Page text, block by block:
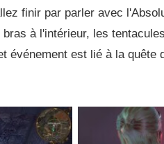
finir par parler avec
à l'intérieur, les
événement est lié à la quête